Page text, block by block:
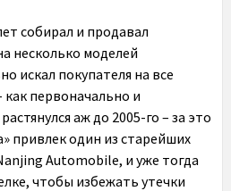
собирал и продавал
несколько моделей
искал покупателя на все
первоначально и
аж до 2005-го – за это
привлек один из старейших
Automobile, и уже тогда
чтобы избежать утечки